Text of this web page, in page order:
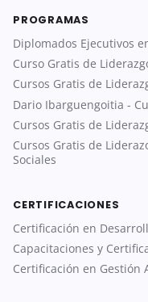
PROGRAMAS
Diplomados Ejecutivos
Curso Gratis de
Cursos Gratis de
Dario Ibarguengoitia -
Cursos Gratis de
Cursos Gratis de
Sociales
CERTIFICACIONES
Certificación en
Capacitaciones y
Certificación en Gestión